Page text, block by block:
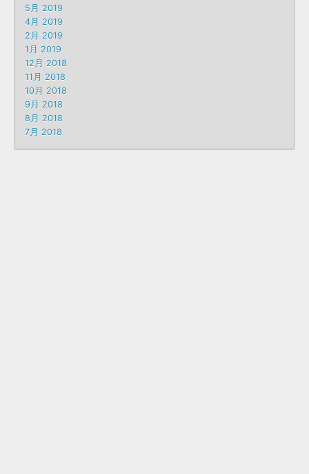
5月 2019
4月 2019
2月 2019
1月 2019
12月 2018
11月 2018
10月 2018
9月 2018
8月 2018
7月 2018